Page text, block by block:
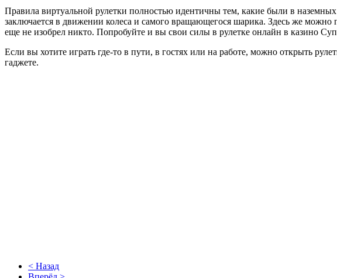
Правила виртуальной рулетки полностью идентичны тем, какие были в
заключается в движении колеса и самого вращающегося шарика. Здесь же
еще не изобрел никто. Попробуйте и вы свои силы в рулетке онлайн в казино
Если вы хотите играть где-то в пути, в гостях или на работе, можно открыть
гаджете.
< Назад